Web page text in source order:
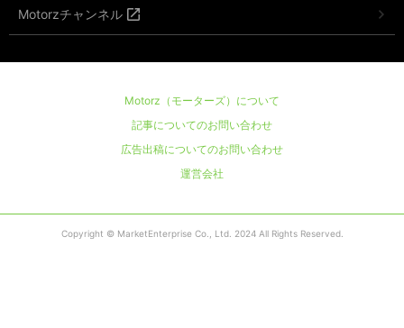
Motorzチャンネル
Motorz（モーターズ）について
記事についてのお問い合わせ
広告出稿についてのお問い合わせ
運営会社
Copyright © MarketEnterprise Co., Ltd. 2024 All Rights Reserved.